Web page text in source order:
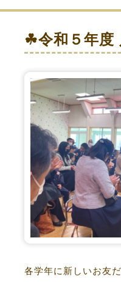
☘令和５年度
各学年に新しいお友